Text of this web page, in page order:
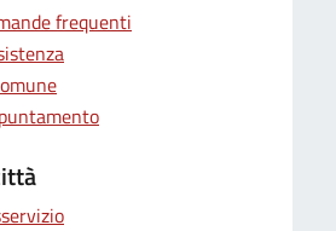
frequenti